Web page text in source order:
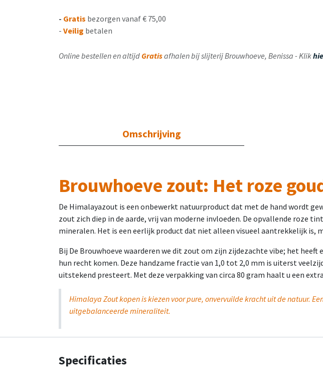
- Gratis bezorgen vanaf € 75,00
- Veilig betalen
Online bestellen en altijd Gratisafhalen bij slijterij Brouwhoeve, Benissa - Klik
Omschrijving
Brouwhoeve zout: Het roze
De Himalayazout is een onbewerkt natuurproduct dat met de hand wordt
zout zich diep in de aarde, vrij van moderne invloeden. De opvallende roze
mineralen. Het is een eerlijk product dat niet alleen visueel aantrekkelijk is,
Bij De Brouwhoeve waarderen we dit zout om zijn zijdezachte vibe; het
hun recht komen. Deze handzame fractie van 1,0 tot 2,0 mm is uiterst
uitstekend presteert. Met deze verpakking van circa 80 gram haalt u een
Himalaya Zout kopen is kiezen voor pure, onvervuilde kracht uit de natuur.
uitgebalanceerde mineraliteit.
Specificaties